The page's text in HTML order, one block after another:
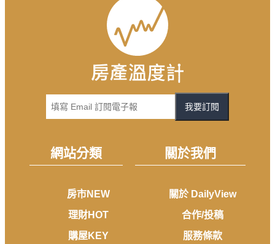
我要訂閱
網站分類
房市NEW
理財HOT
購屋KEY
關於我們
關於 DailyView
合作/投稿
服務條款